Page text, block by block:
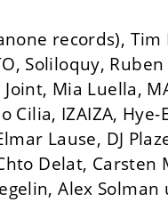
records),
Soliloquy,
Mia Luella,
Cilia, IZAIZA,
Lause, DJ
Delat, Carsten
Alex Solman